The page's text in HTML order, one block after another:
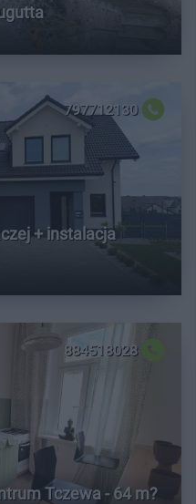
797712130
+ instalacja
884518028
Tczewa - 64 m?